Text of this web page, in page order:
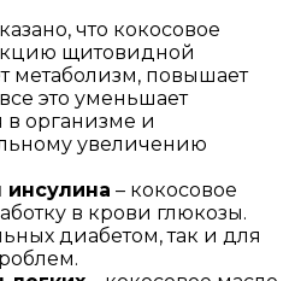
что кокосовое
щитовидной
метаболизм, повышает
это уменьшает
организме и
увеличению
– кокосовое
в крови глюкозы.
диабетом, так и для